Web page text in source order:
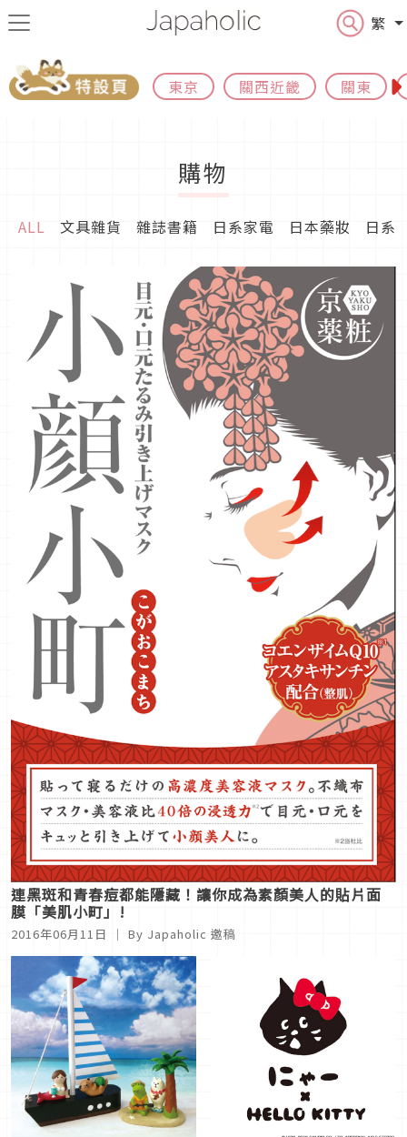
繁
東京 關西近畿 關東
購物
ALL 文具雜貨 雜誌書籍 日系家電 日本藥妝 日系
連黑斑和青春痘都能隱藏！讓你成為素顏美人的貼片面
膜「美肌小町」!
2016年06月11日 ｜ By Japaholic 邀稿